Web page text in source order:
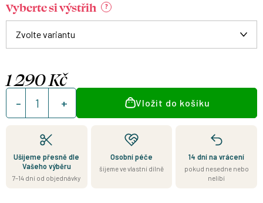
Vyberte si výstřih ?
1 290 Kč
Měrná
cena:
Vložit do košíku
Ušijeme přesně dle
Vašeho výběru
7–14 dní od objednávky
Osobní péče
šijeme ve vlastní dílně
14 dní na vrácení
pokud nesedne nebo
nelíbí